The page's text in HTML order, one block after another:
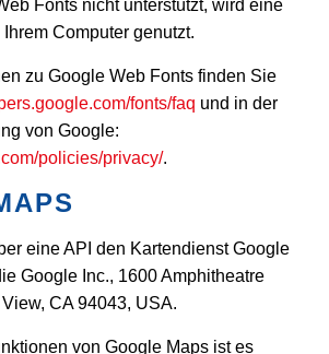
Fonts nicht unterstützt, wird eine
Computer genutzt.
zu Google Web Fonts finden Sie
fonts/faq und in der
von Google:
policies/privacy/.
eine API den Kartendienst Google
Google Inc., 1600 Amphitheatre
CA 94043, USA.
von Google Maps ist es